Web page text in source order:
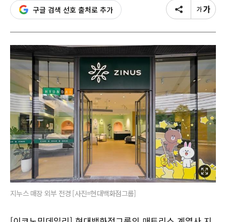
구글 검색 선호 출처로 추가
지누스 매장 외부 전경 [사진=현대백화점그룹]